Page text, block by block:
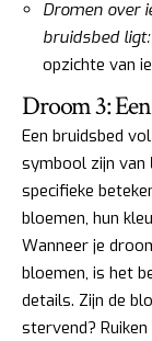
Dromen over
bruidsbed ligt:
opzichte van
Droom 3:
Een bruidsbed
symbool zijn van
specifieke
bloemen, hun
Wanneer je
bloemen, is het
details. Zijn de
stervend?